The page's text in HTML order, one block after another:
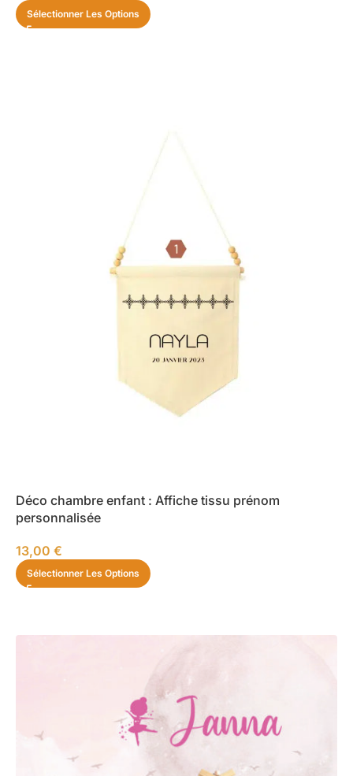
Sélectionner Les Options
Déco chambre enfant : Affiche tissu prénom
personnalisée
13,00 €
Sélectionner Les Options